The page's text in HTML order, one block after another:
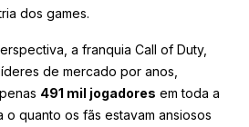
dos games.
a franquia Call of Duty,
de mercado por anos,
491 mil jogadores em toda a
o quanto os fãs estavam ansiosos